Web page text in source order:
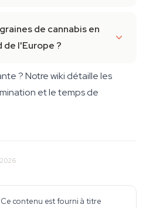
de cannabis en
de l'Europe ?
? Notre wiki détaille les
et le temps de
Ce contenu est fourni à titre